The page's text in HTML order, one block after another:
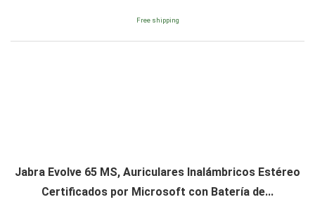
Free shipping
Jabra Evolve 65 MS, Auriculares Inalámbricos Estéreo
Certificados por Microsoft con Batería de...